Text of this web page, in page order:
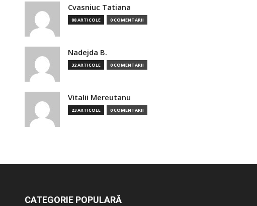
Cvasniuc Tatiana
88 ARTICOLE 0 COMENTARII
Nadejda B.
32 ARTICOLE 0 COMENTARII
Vitalii Mereutanu
23 ARTICOLE 0 COMENTARII
CATEGORIE POPULARĂ